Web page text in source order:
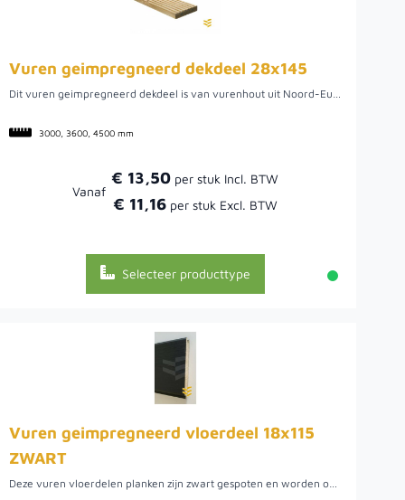
Vuren geimpregneerd dekdeel 28x145
Dit vuren geimpregneerd dekdeel is van vurenhout uit Noord-Europa. Vurenhout komt van de fijnspar en is in Nederland de meest gebruikte naaldhoutsoort. Het is makkelijk bewerkbaar hout en relatief goedkoop. Vuren is niet een heel duurzaam soort hout, maar is wel een relatief makkelijk te impregneren, verven, beitsen en af te lakken houtsoort wat het weer erg eenvoudig bewerkbaar maakt. Uiteraard kunnen we dekdelen voor u op maat zagen als de gewenste maat er niet tussen staat. De dekdelen zijn al geimpregeerd voor een langere levensduur. Het hout heeft een beperkte levensduur ten opzichte van Bangkirai hout, maar biedt wel een goedkoper alternatief.
3000, 3600, 4500 mm
Vanaf
€ 13,50
€ 11,16
Selecteer producttype
Vuren geimpregneerd vloerdeel 18x115
ZWART
Deze vuren vloerdelen planken zijn zwart gespoten en worden ook wel 'dakbeschot planken' genoemd. Dit vuren rabat heeft een geïmpregneerde onderlaag voor een langere levensduur en is vervolgens twee keer zwart gespoten. De werkende breedte is 115 millimeter. Een voordeel van deze planken is dat ze dubbel zwart gespoten zijn en niet gedompeld. Gedompeld hout laat na verloop van tijd de originele kleur doorschemeren omdat die techniek maar een dunne laag aanbrengt. Er zitten relatief weinig kwasten en noesten in de vloerdelen, waardoor zeer geschikt voor bijvoorbeeld dakbeschot. Maar deze vloerdelen zijn ook geschikt voor een schutting of om wanden voor een overkapping van te maken. In dat geval kunnen deze zwarte vloerdelen zowel horizontaal als verticaal worden toegepast.